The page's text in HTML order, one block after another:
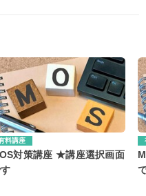
料講座
対策講座 ★講座選択画面